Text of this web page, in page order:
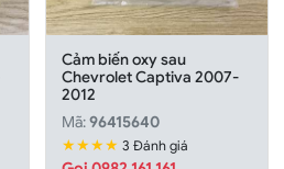
Cảm biến oxy sau
Chevrolet Captiva 2007-
2012
Mã:96415640
★★★★ 3 Đánh giá